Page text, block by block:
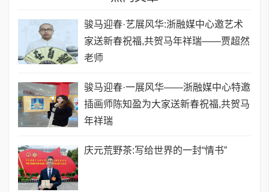
骏马迎春·艺展风华:浙融媒中心邀艺术
家送新春祝福,共贺马年祥瑞——贾超然
老师
骏马迎春·一展风华——浙融媒中心特邀
插画师陈知盈为大家送新春祝福,共贺马
年祥瑞
庆元荒野茶:写给世界的一封“情书”